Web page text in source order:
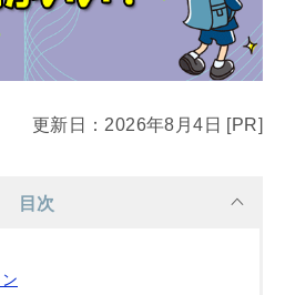
更新日：2026年8月4日 [PR]
目次